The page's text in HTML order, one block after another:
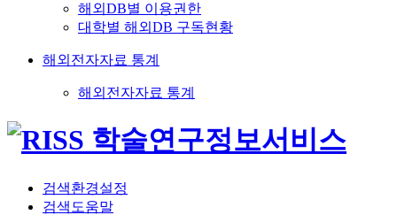
해외DB별 이용권한
대학별 해외DB 구독현황
해외전자자료 통계
해외전자자료 통계
검색환경설정
검색도움말